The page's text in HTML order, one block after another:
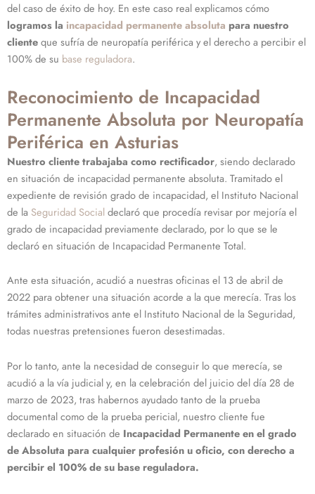
del caso de éxito de hoy. En este caso real explicamos cómo
logramos la incapacidad permanente absoluta para nuestro
clienteque sufría de neuropatía periférica yel derecho a percibir el
100% de su base reguladora.
Reconocimiento de Incapacidad
Permanente Absoluta por Neuropatía
Periférica en Asturias
Nuestro cliente trabajaba como rectificador, siendo declarado
en situación de incapacidad permanente absoluta. Tramitado el
expediente de revisión grado de incapacidad, el Instituto Nacional
de la Seguridad Socialdeclaró que procedía revisar por mejoría el
grado de incapacidad previamente declarado, por lo que se le
declaró en situación de Incapacidad Permanente Total.
Ante esta situación, acudió a nuestras oficinas el 13 de abril de
2022 para obtener una situación acorde a la que merecía. Tras los
trámites administrativos ante el Instituto Nacional de la Seguridad,
todas nuestras pretensiones fueron desestimadas.
Por lo tanto, ante la necesidad de conseguir lo que merecía, se
acudió a la vía judicial y, en la celebración del juicio del día 28 de
marzo de 2023, tras habernos ayudado tanto de la prueba
documental como de la prueba pericial, nuestro cliente fue
declarado en situación de Incapacidad Permanente en el grado
de Absoluta para cualquier profesión u oficio, con derecho a
percibir el 100% de su base reguladora.